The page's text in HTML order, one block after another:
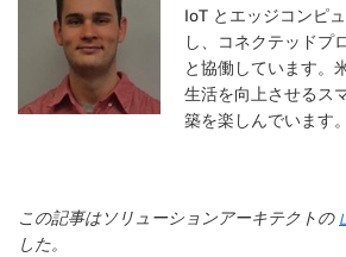
IoT とエッジコンピ
し、コネクテッドプ
と協働しています。
生活を向上させるス
築を楽しんでいます。
この記事はソリューションアーキテクトの
した。